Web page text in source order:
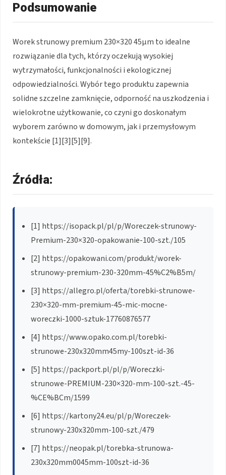
Podsumowanie
Worek strunowy premium 230×320 45μm to idealne
rozwiązanie dla tych, którzy oczekują wysokiej
wytrzymałości, funkcjonalności i ekologicznej
odpowiedzialności. Wybór tego produktu zapewnia
solidne szczelne zamknięcie, odporność na uszkodzenia i
wielokrotne użytkowanie, co czyni go doskonałym
wyborem zarówno w domowym, jak i przemysłowym
kontekście [1][3][5][9].
Źródła:
[1] https://isopack.pl/pl/p/Woreczek-strunowy-
Premium-230×320-opakowanie-100-szt./105
[2] https://opakowani.com/produkt/worek-
strunowy-premium-230-320mm-45%C2%B5m/
[3] https://allegro.pl/oferta/torebki-strunowe-
230×320-mm-premium-45-mic-mocne-
woreczki-1000-sztuk-17760876577
[4] https://www.opako.com.pl/torebki-
strunowe-230x320mm45my-100szt-id-36
[5] https://packport.pl/pl/p/Woreczki-
strunowe-PREMIUM-230×320-mm-100-szt.-45-
%CE%BCm/1599
[6] https://kartony24.eu/pl/p/Woreczek-
strunowy-230x320mm-100-szt./479
[7] https://neopak.pl/torebka-strunowa-
230x320mm0045mm-100szt-id-36